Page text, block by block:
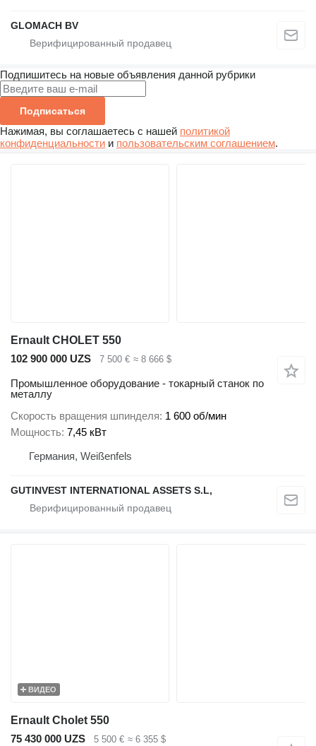
GLOMACH BV
Подпишитесь на новые объявления данной рубрики
Подписаться
Нажимая, вы соглашаетесь с нашей политикой
конфиденциальности и пользовательским соглашением.
Ernault CHOLET 550
102 900 000 UZS
7 500 € ≈ 8 666 $
Промышленное оборудование - токарный станок по
металлу
Скорость вращения шпинделя 1 600 об/мин
Мощность 7,45 кВт
Германия, Weißenfels
GUTINVEST INTERNATIONAL ASSETS S.L,
ВИДЕО
Ernault Cholet 550
75 430 000 UZS
5 500 € ≈ 6 355 $